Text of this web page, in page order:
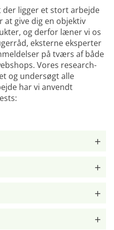
ligger et stort arbejde
at give dig en objektiv
og derfor læner vi os
eksterne eksperter
på tværs af både
Vores research-
og undersøgt alle
har vi anvendt